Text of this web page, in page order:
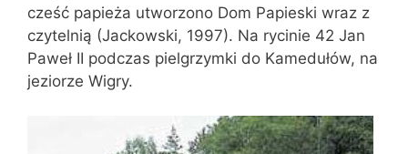
cześć papieża utworzono Dom Papieski wraz z
czytelnią (Jackowski, 1997). Na rycinie 42 Jan
Paweł II podczas pielgrzymki do Kamedułów, na
jeziorze Wigry.